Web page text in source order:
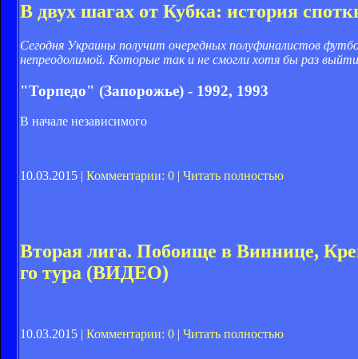
В двух шагах от Кубка: история
Сегодня Украины получит очередных полуфиналистов
непреодолимой. Которые так и не смогли хотя бы раз
"Торпедо" (Запорожье) - 1992, 1993
В начале независимого
10.03.2015 | Комментарии: 0 | Читать полностью
Вторая лига. Побоище в Виннице,
го тура (ВИДЕО)
10.03.2015 | Комментарии: 0 | Читать полностью